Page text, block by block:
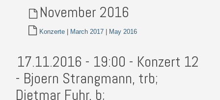
November 2016
Konzerte March 2017 May 2016
17.11.2016 - 19:00 - Konzert 12
- Bjoern Strangmann, trb;
Dietmar Fuhr, b;